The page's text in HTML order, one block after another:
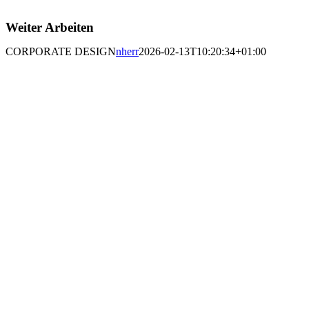
Weiter Arbeiten
CORPORATE DESIGNnherr2026-02-13T10:20:34+01:00